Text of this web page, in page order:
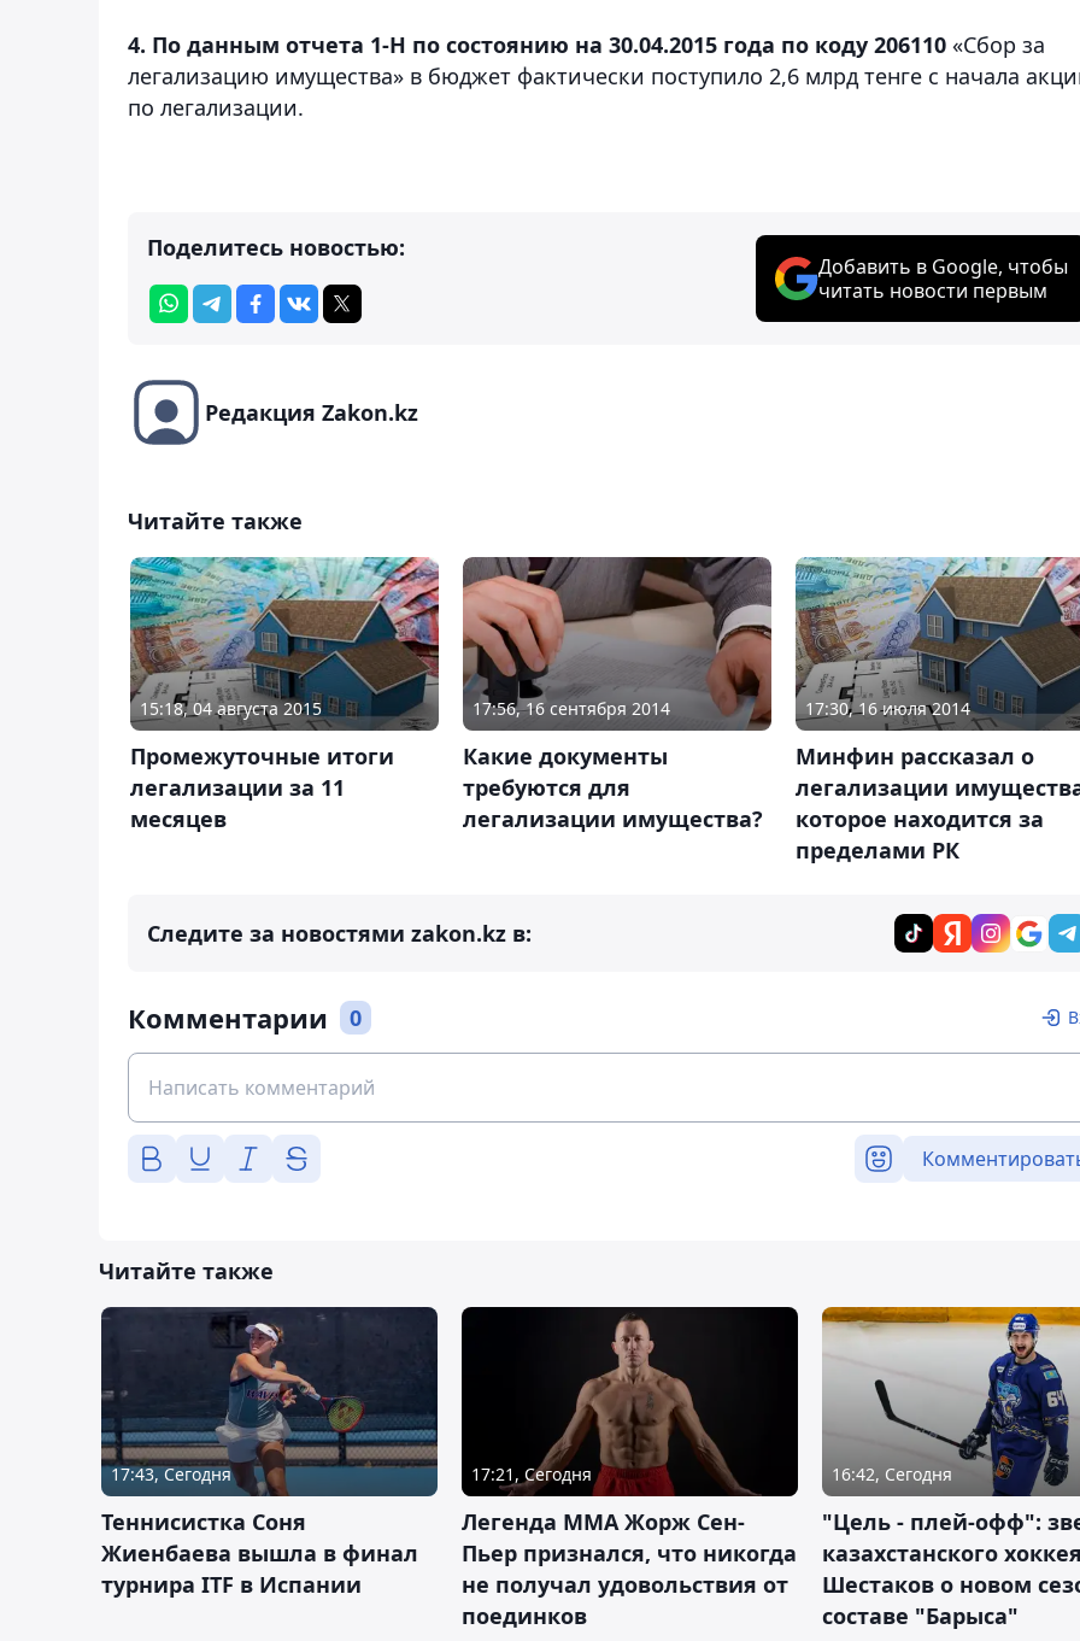
4. По данным отчета 1-Н по состоянию на 30.04.2015 года по коду 206110 «Сбор за
легализацию имущества» в бюджет фактически поступило 2,6 млрд тенге с начала
по легализации.
Поделитесь новостью:
Добавить в Google, чтобы
читать новости первым
Редакция Zakon.kz
Читайте также
15:18, 04 августа 2015
Промежуточные итоги
легализации за 11
месяцев
17:56, 16 сентября 2014
Какие документы
требуются для
легализации имущества?
17:30, 16 июля 2014
Минфин рассказал о
легализации
которое находится за
пределами РК
Следите за новостями zakon.kz в:
Комментарии 0
Читайте также
17:43, Сегодня
Теннисистка Соня
Жиенбаева вышла в финал
турнира ITF в Испании
17:21, Сегодня
Легенда ММА Жорж Сен-
Пьер признался, что никогда
не получал удовольствия от
поединков
16:42, Сегодня
"Цель - плей-офф":
казахстанского
Шестаков о новом
составе "Барыса"